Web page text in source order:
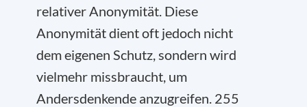
relativer Anonymität. Diese
Anonymität dient oft jedoch nicht
dem eigenen Schutz, sondern wird
vielmehr missbraucht, um
Andersdenkende anzugreifen. 255